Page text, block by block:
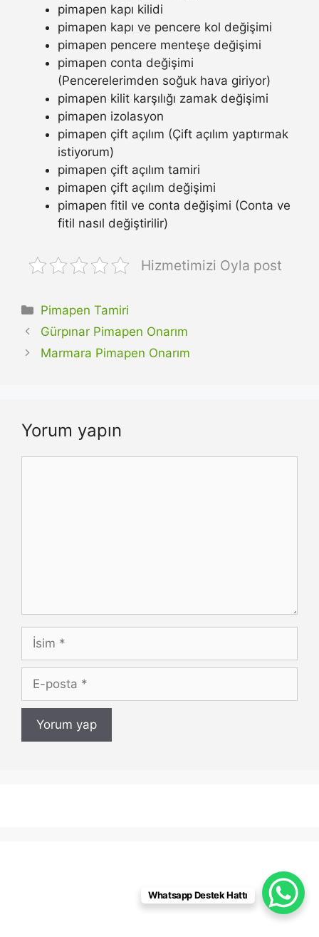
pimapen kapı kilidi
pimapen kapı ve pencere kol değişimi
pimapen pencere menteşe değişimi
pimapen conta değişimi
(Pencerelerimden soğuk hava giriyor)
pimapen kilit karşılığı zamak değişimi
pimapen izolasyon
pimapen çift açılım (Çift açılım yaptırmak
istiyorum)
pimapen çift açılım tamiri
pimapen çift açılım değişimi
pimapen fitil ve conta değişimi (Conta ve
fitil nasıl değiştirilir)
Hizmetimizi Oyla post
Kategoriler
Pimapen Tamiri
Gürpınar Pimapen Onarım
Marmara Pimapen Onarım
Yorum yapın
İsim
posta
Whatsapp Destek Hattı